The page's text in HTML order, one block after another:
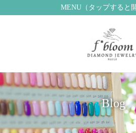
Blog
MENU（タップすると